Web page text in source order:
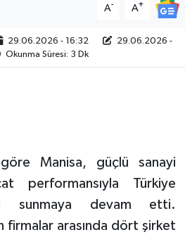
A- A+
29.06.2026 - 16:32
29.06.2026 -
Okunma Süresi: 3 Dk
Manisa, güçlü sanayi
performansıyla Türkiye
sunmaya devam etti.
firmalar arasında dört şirket